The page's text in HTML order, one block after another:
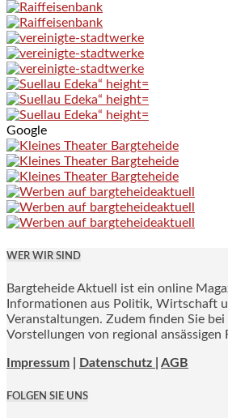
Google
WER WIR SIND
Bargteheide Aktuell ist ein online
Informationen aus Politik, Wirtschaft
Veranstaltungen. Zudem finden Sie
Vorstellungen von regional ansässigen
Impressum Datenschutz | AGB
FOLGEN SIE UNS